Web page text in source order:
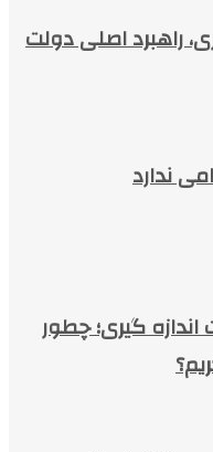
راهبرد اصلی دولت
ندارد
اندازه گیری؛ چطور